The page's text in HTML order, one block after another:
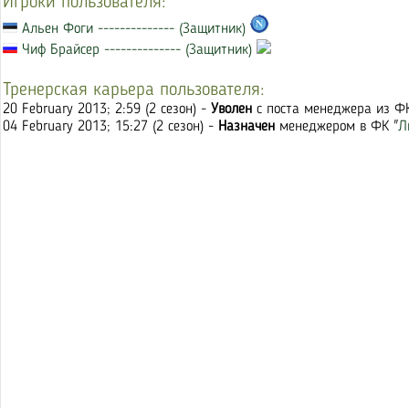
Альен Фоги -------------- (Защитник)
Чиф Брайсер -------------- (Защитник)
Тренерская карьера пользователя:
20 February 2013; 2:59 (2 сезон) - Уволен с поста менеджера из
04 February 2013; 15:27 (2 сезон) - Назначен менеджером в ФК "